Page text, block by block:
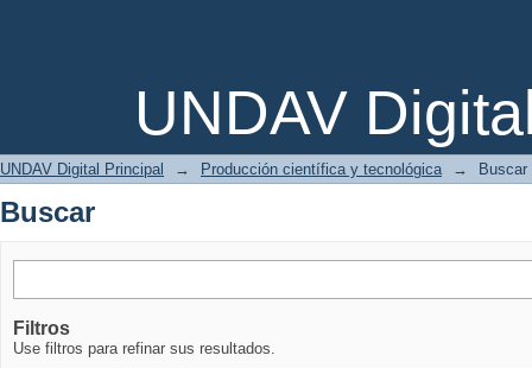
UNDAV
UNDAV Digital Principal → Producción científica y tecnológica → Buscar
Buscar
Filtros
Use filtros para refinar sus resultados.